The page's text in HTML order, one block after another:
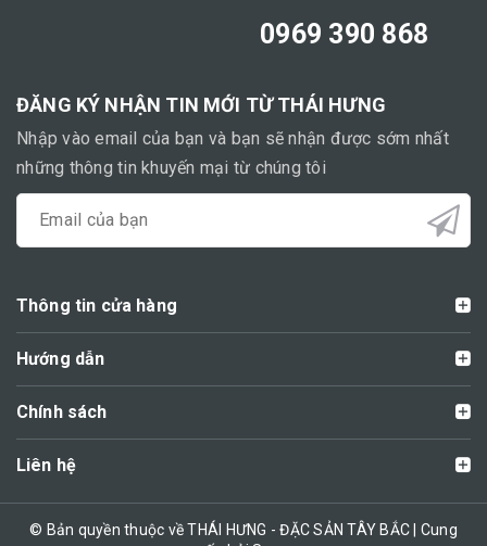
0969 390 868
ĐĂNG KÝ NHẬN TIN MỚI TỪ THÁI HƯNG
Nhập vào email của bạn và bạn sẽ nhận được sớm nhất
những thông tin khuyến mại từ chúng tôi
Thông tin cửa hàng
Hướng dẫn
Chính sách
Liên hệ
© Bản quyền thuộc về THÁI HƯNG - ĐẶC SẢN TÂY BẮC | Cung